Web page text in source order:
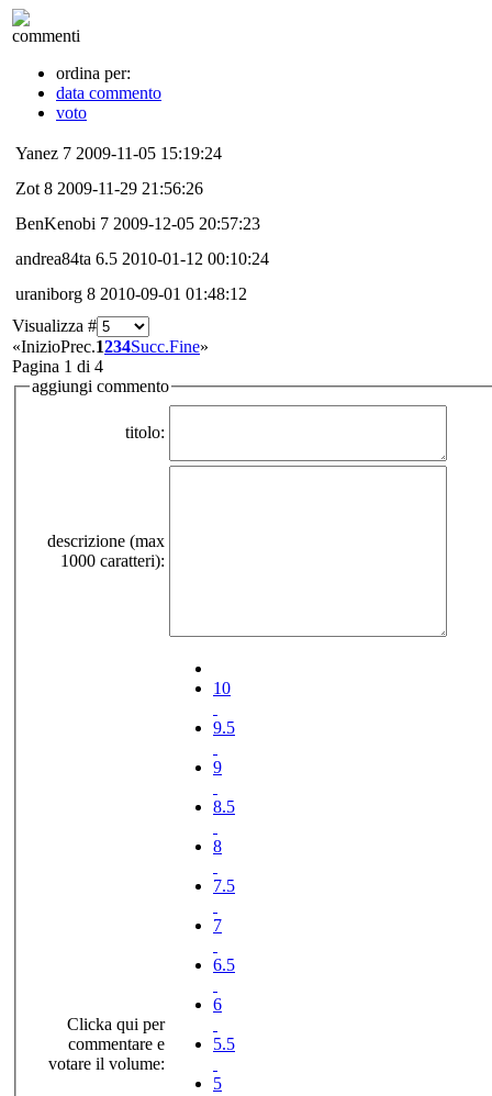
commenti
ordina per:
data commento
voto
Yanez 7 2009-11-05 15:19:24
Zot 8 2009-11-29 21:56:26
BenKenobi 7 2009-12-05 20:57:23
andrea84ta 6.5 2010-01-12 00:10:24
uraniborg 8 2010-09-01 01:48:12
Visualizza #
«InizioPrec.1234Succ.Fine»
Pagina 1 di 4
aggiungi commento
titolo:
descrizione (max
1000 caratteri):
Clicka qui per
commentare e
votare il volume:
10
9.5
9
8.5
8
7.5
7
6.5
6
5.5
5